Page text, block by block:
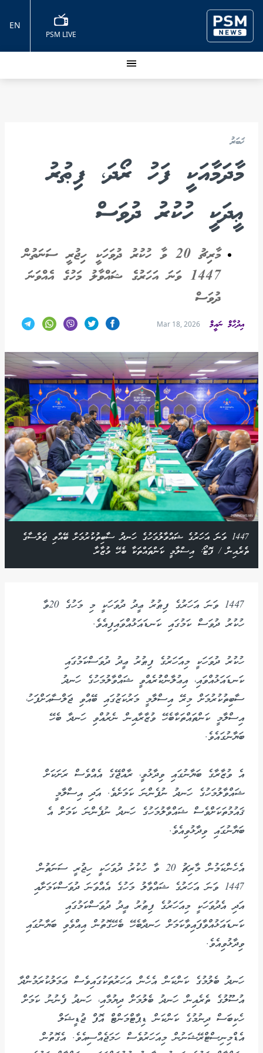
PSM LIVE
EN
ޚަބަރު
މާދަމާއަކީ ފަހު ރޯދަ، ފިޠުރު
ޢީދަކީ ހުކުރު ދުވަސް
މާރިޗު 20 ވާ ހުކުރު ދުވަހަކީ ހިޖުރީ ސަނަތުން
1447 ވަނަ އަހަރުގެ ޝައްވާލު މަހުގެ އެއްވަނަ
ދުވަސް
އިދުހާމް ނައީމް Mar 18, 2026
1447 ވަނަ އަހަރުގެ ޝައްވާލުމަހުގެ ހަނދު ސާބިތުކުރުމަށް ބޭއްވި ޖަލްސާގެ
ތެރެއިން / ފޮޓޯ: އިސްލާމީ ކަންތައްތަކާ ބެހޭ ވުޒާރާ
1447 ވަނަ އަހަރުގެ ފިޠުރު ޢީދު ދުވަހަކީ މި މަހުގެ 20ވާ
ހުކުރު ދުވަސް ކަމުގައި ކަނޑައަޅުއްވައިފިއެވެ.
ހުކުރު ދުވަހަކީ މިއަަހަރުގެ ފިޠުރު ޢީދު ދުވަސްކަމުގައި
ކަނޑައަޅުއްވައި، އިޢުލާންކުުރެއްވީ ޝައްވާލުމަހުގެ ހަނދު
ސާބިތުކުރުމަށް މިރޭ އިސްލާމީ މަރުކަޒުގައި ބޭއްވި ޖަލްސާއަށްފަހު،
އިސްލާމީ ކަންތައްތަކާބެހޭ ވުޒާރާއިން ނެރުއްވި ހަނދާ ބެހޭ
ބަޔާނުގައެވެ.
އެ ވުޒާރާގެ ބަޔާނުގައި ވިދާޅުވީ، ރާއްޖޭގެ އެއްވެސް ރަށަކަށް
ޝައްވާލުމަހުގެ ހަނދު ނުފެންނަ ކަމަށެވެ. އަދި އިސްލާމީ
ޤައުމުތަކަށްވެސް ޝައްވާލުމަހުގެ ހަނދު ނުފެންނަ ކަމަށް އެ
ބަޔާނުގައި ވިދާޅުވިއެވެ.
އެހެންކަމުން މާރިޗު 20 ވާ ހުކުރު ދުވަހަކީ ހިޖުރީ ސަނަތުން
1447 ވަނަ އަހަރުގެ ޝައްވާލު މަހުގެ އެއްވަނަ ދުވަސްކަމަށާއި
އަދި އެދުވަހަކީ މިއަހަރުގެ ފިޠުރު ޢީދު ދުވަސްކަމުގައި
ކަނޑައަޅުއްވާފައިވާކަމަށް ހަނދާބެހޭ ބެހޭގޮތުން އިއްވެވި ބަޔާނުގައި
ވިދާޅުވިއެވެ.
ހަނދު ބެލުމުގެ ކަންކަން އެހެން އަހަރުތަކުގައިވެސް ޢަމަލުކުރަމުންދާ
އުސޫލުގެ ތެރެއިން ހަނދު ބެލުމަށް ދިޔުމާއި، ހަނދު ފެނުނު ކަމަށް
ހެކިބަސް ދިނުމުގެ ކަންކަން ޑިޕާޓްމަންޓް އޮފް ޖުޑީޝަލް
އެޑްމިނިސްޓްރޭޝަނުން މިއަހަރުވެސް ހަމަޖެއްސިއެވެ. އެގޮތުން